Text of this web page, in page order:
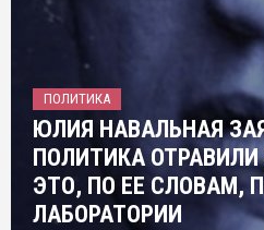
ПОЛИТИКА
ЮЛИЯ НАВАЛЬНАЯ
ПОЛИТИКА
ЭТО, ПО ЕЕ СЛОВАМ,
ЛАБОРАТОРИИ